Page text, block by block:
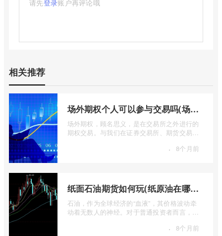
请先登录账户再评论哦
相关推荐
场外期权个人可以参与交易吗(场外个股期权怎样交易)
场外期权，顾名思义，是在交易所之外进行的
期权交易。与我们在证券交易所、期货交易所
· 8个月前
纸面石油期货如何玩(纸原油在哪里交易)
石油，作为全球经济的“血液”，其价格波动牵
动着无数人的神经。对于普通投资者而言，直
· 8个月前